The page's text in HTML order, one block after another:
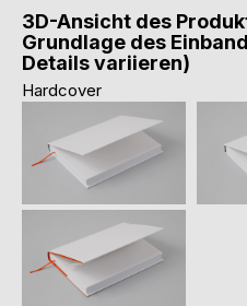
3D-Ansicht des
Grundlage des
Details variieren)
Hardcover